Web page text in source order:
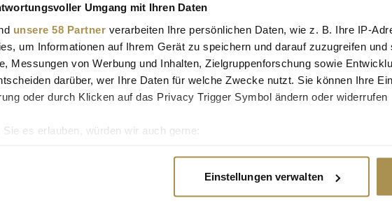
Umgang mit Ihren Daten
unsere 58 Partner verarbeiten Ihre persönlichen Daten, wie z. B. Ihre IP-
um Informationen auf Ihrem Gerät zu speichern und darauf zuzugreifen und
Messungen von Werbung und Inhalten, Zielgruppenforschung sowie
darüber, wer Ihre Daten für welche Zwecke nutzt. Sie können Ihre
oder durch Klicken auf das Privacy Trigger Symbol ändern oder widerrufen
Sie es erlauben, würden wir auch gerne:
Sie mehr darüber, wie Ihre persönlichen Daten verarbeitet werden, und
Einstellungen verwalten
Advertisement